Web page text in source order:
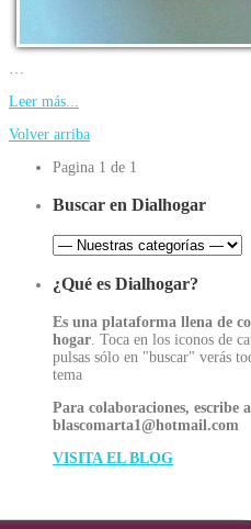
…
Leer más...
Volver arriba
Pagina 1 de 1
Buscar en Dialhogar
¿Qué es Dialhogar?
Es una plataforma llena de
hogar . Toca en los iconos de
pulsas sólo en "buscar" verás
tema
Para colaboraciones, escribe a
blascomarta1@hotmail.com
VISITA EL BLOG